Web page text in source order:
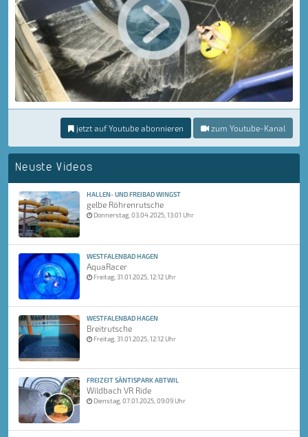
jetzt auf Youtube abonnieren zum Youtube-Kanal
Neuste Videos
HALLEN- UND FREIBAD WINGST
gelbe Röhrenrutsche
Donnerstag, 03.04.2025, 13:01 Uhr
WESTFALENBAD HAGEN
AquaRacer
Freitag, 31.01.2025, 12:12 Uhr
WESTFALENBAD HAGEN
Breitrutsche
Freitag, 31.01.2025, 12:12 Uhr
FREIZEIT SÄNTISPARK ABTWIL
Wildbach VR Ride
Dienstag, 07.01.2025, 09:09 Uhr